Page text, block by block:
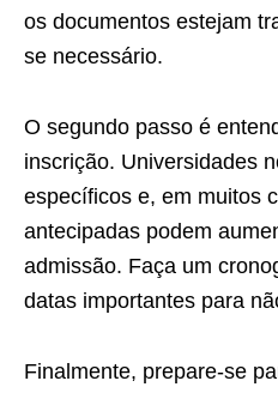
os documentos estejam
se necessário.
O segundo passo é
inscrição. Universidades
específicos e, em muitos
antecipadas podem
admissão. Faça um
datas importantes para
Finalmente, prepare-se